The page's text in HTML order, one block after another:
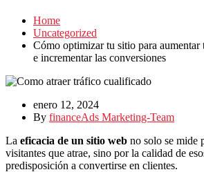
Home
Uncategorized
Cómo optimizar tu sitio para
e incrementar las conversiones
enero 12, 2024
By financeAds Marketing-Team
La eficacia de un sitio web no solo se mide
visitantes que atrae, sino por la calidad de
predisposición a convertirse en clientes.